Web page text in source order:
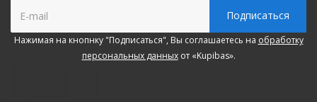
Нажимая на кнопнку "Подписаться", Вы соглашаетесь на обработку
персональных данныхот «Kupibas».